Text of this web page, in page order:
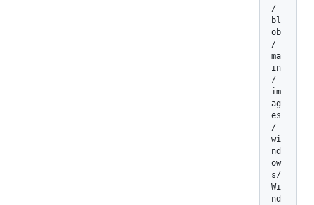
/
bl
ob
/
ma
in
/
im
ag
es
/
wi
nd
ow
s/
Wi
nd